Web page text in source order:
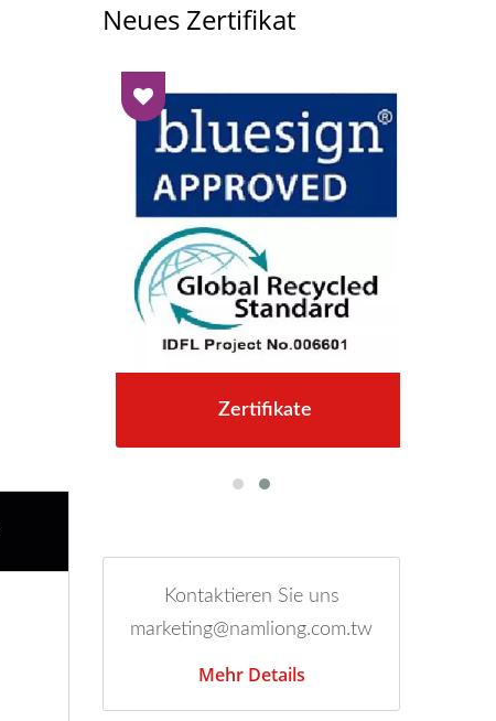
Neues Zertifikat
Zertifikate
Kontaktieren Sie uns
marketing@namliong.com.tw
Mehr Details